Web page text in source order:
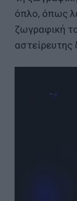
όπλο, όπως
ζωγραφική
αστείρευτης